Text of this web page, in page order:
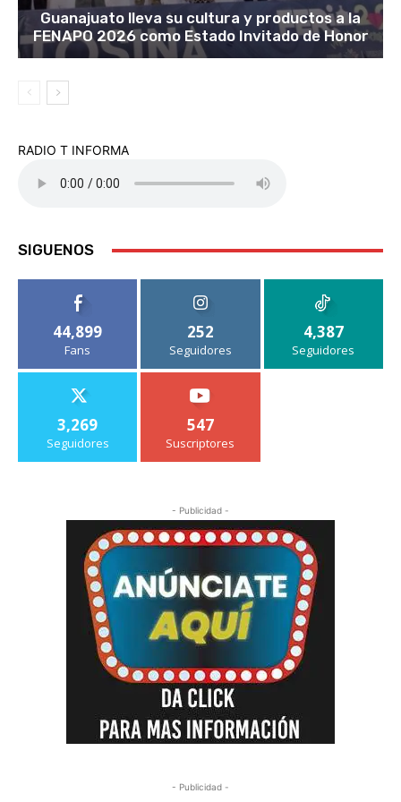
Guanajuato lleva su cultura y productos a la
FENAPO 2026 como Estado Invitado de Honor
RADIO T INFORMA
SIGUENOS
44,899
Fans
252
Seguidores
4,387
Seguidores
3,269
Seguidores
547
Suscriptores
- Publicidad -
- Publicidad -